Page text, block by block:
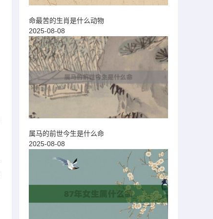
命最苦的生肖是什么动物
2025-08-08
属马的前世今生是什么命
2025-08-08